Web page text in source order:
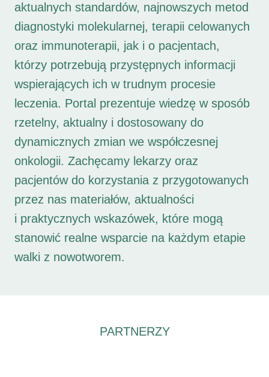
aktualnych standardów, najnowszych metod
diagnostyki molekularnej, terapii celowanych
oraz immunoterapii, jak i o pacjentach,
którzy potrzebują przystępnych informacji
wspierających ich w trudnym procesie
leczenia. Portal prezentuje wiedzę w sposób
rzetelny, aktualny i dostosowany do
dynamicznych zmian we współczesnej
onkologii. Zachęcamy lekarzy oraz
pacjentów do korzystania z przygotowanych
przez nas materiałów, aktualności
i praktycznych wskazówek, które mogą
stanowić realne wsparcie na każdym etapie
walki z nowotworem.
PARTNERZY